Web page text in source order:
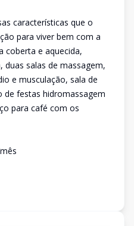
características que o
para viver bem com a
coberta e aquecida,
duas salas de massagem,
e musculação, sala de
de festas hidromassagem
para café com os